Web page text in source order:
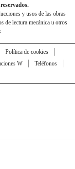
y usos de las obras
de lectura mecánica u otros
Política de cookies
W
Teléfonos